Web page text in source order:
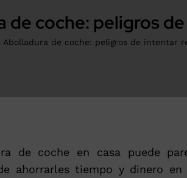
de coche: peligros
Abolladura de coche: peligros de intentar
de coche en casa puede
ahorrarles tiempo y dinero